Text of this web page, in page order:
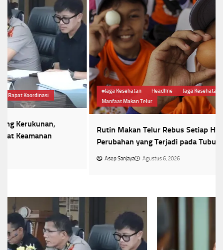
#Jaga Kesehatan Headline
Jaga Kesehatan Mata
Manfaat Makan Telur
Rutin Makan Telur Rebus Setiap Hari? Simak 5
Perubahan yang Terjadi pada Tubuh
Agustus 6, 2026